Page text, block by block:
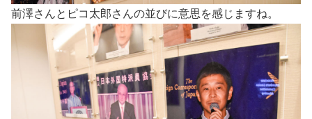
前澤さんとピコ太郎さんの並びに意思を感じますね。